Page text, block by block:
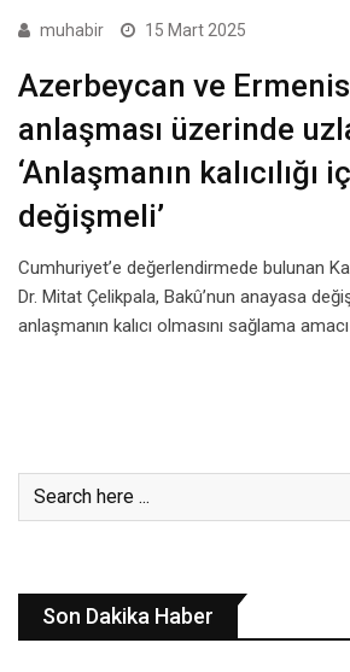
muhabir 15 Mart 2025
Azerbeycan ve
anlaşması üzerinde
‘Anlaşmanın kalıcılığı
değişmeli’
Cumhuriyet’e değerlendirmede bulunan
Dr. Mitat Çelikpala, Bakû’nun anayasa
anlaşmanın kalıcı olmasını sağlama amacı
Son Dakika Haber